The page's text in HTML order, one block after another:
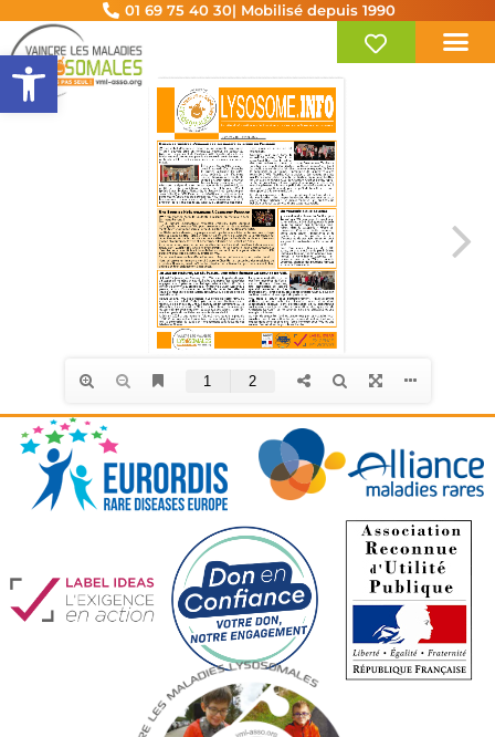
Ouvrir la barre d’outils
01 69 75 40 30| Mobilisé depuis 1990